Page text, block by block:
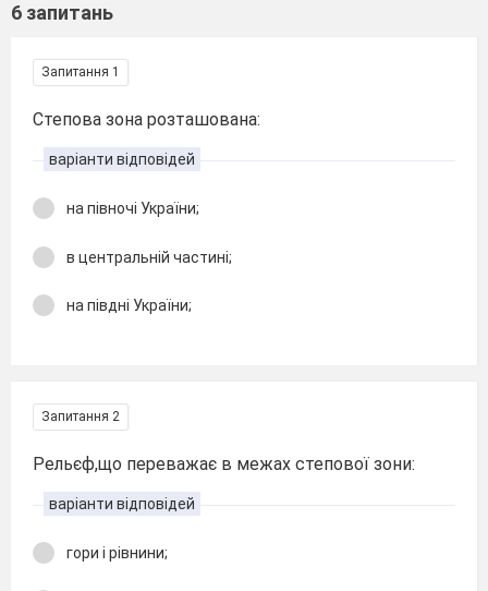
6 запитань
Запитання 1
Степова зона розташована:
варіанти відповідей
на півночі України;
в центральній частині;
на півдні України;
Запитання 2
Рельєф,що переважає в межах степової зони:
варіанти відповідей
гори і рівнини;